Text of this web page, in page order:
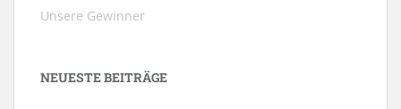
Unsere Gewinner
NEUESTE BEITRÄGE